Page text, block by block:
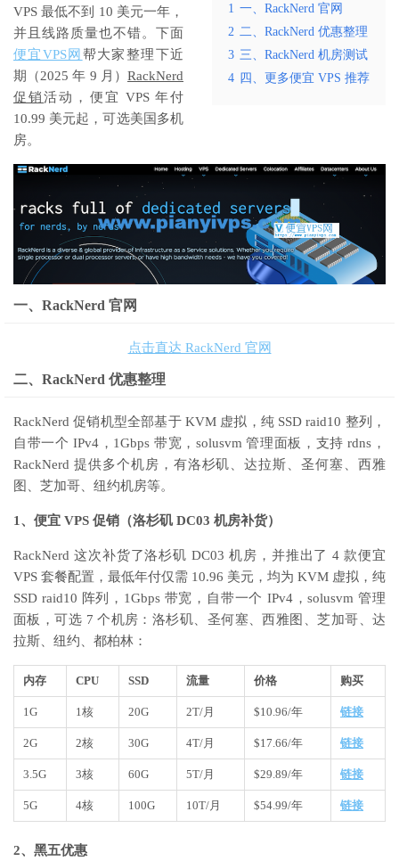
1 一、RackNerd 官网
2 二、RackNerd 优惠整理
3 三、RackNerd 机房测试
4 四、更多便宜 VPS 推荐
VPS 最低不到 10 美元一年，
并且线路质量也不错。下面
便宜VPS网 帮大家整理下近
期（2025 年 9 月） RackNerd
促销活动，便宜 VPS 年付
10.99 美元起，可选美国多机
房。
一、RackNerd 官网
点击直达 RackNerd 官网
二、RackNerd 优惠整理
RackNerd 促销机型全部基于 KVM 虚拟，纯 SSD raid10 整列，
自带一个 IPv4，1Gbps 带宽，solusvm 管理面板，支持 rdns，
RackNerd 提供多个机房，有洛杉矶、达拉斯、圣何塞、西雅
图、芝加哥、纽约机房等。
1、便宜 VPS 促销（洛杉矶 DC03 机房补货）
RackNerd 这次补货了洛杉矶 DC03 机房，并推出了 4 款便宜
VPS 套餐配置，最低年付仅需 10.96 美元，均为 KVM 虚拟，纯
SSD raid10 阵列，1Gbps 带宽，自带一个 IPv4，solusvm 管理
面板，可选 7 个机房：洛杉矶、圣何塞、西雅图、芝加哥、达
拉斯、纽约、都柏林：
内存 CPU SSD 流量 价格 购买
1G 1核 20G 2T/月 $10.96/年 链接
2G 2核 30G 4T/月 $17.66/年 链接
3.5G 3核 60G 5T/月 $29.89/年 链接
5G 4核 100G 10T/月 $54.99/年 链接
2、黑五优惠